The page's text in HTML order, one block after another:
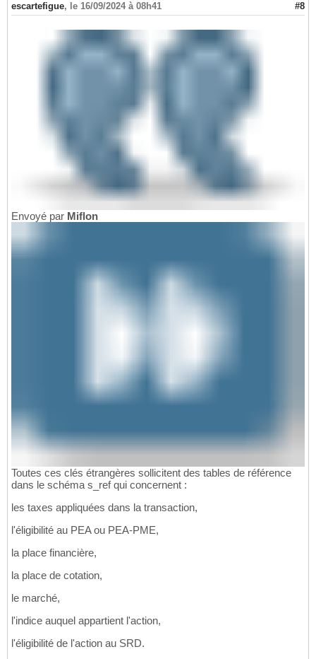
escartefigue, le 16/09/2024 à 08h41 #8
Envoyé par Miflon
Toutes ces clés étrangères sollicitent des tables de référence
dans le schéma s_ref qui concernent :
les taxes appliquées dans la transaction,
l'éligibilité au PEA ou PEA-PME,
la place financière,
la place de cotation,
le marché,
l'indice auquel appartient l'action,
l'éligibilité de l'action au SRD.